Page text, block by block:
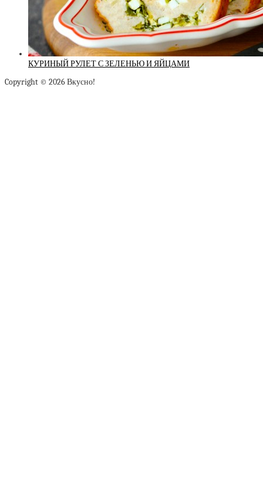
КУРИНЫЙ РУЛЕТ С ЗЕЛЕНЬЮ И ЯЙЦАМИ
Copyright © 2026 Вкусно!